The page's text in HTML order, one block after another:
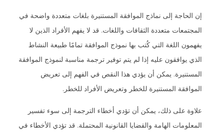
إن الحاجة إلى نماذج الموافقة المستنيرة بلغات متعددة واضحة في
المجتمعات متعددة الثقافات واللغات. قد لا يفهم الأفراد الذين لا
يفهمون اللغة التي كُتب بها نموذج الموافقة تمامًا طبيعة النشاط
الذي يوافقون عليه إذا لم يتم توفير ترجمة مناسبة لنموذج الموافقة
المستنيرة. يمكن أن يؤدي هذا النقص في الفهم إلى تعريض
الموافقة المستنيرة للخطر وتعريض الأفراد للخطر.
علاوة على ذلك، يمكن أن تؤدي أخطاء الترجمة إلى سوء تفسير
المعلومات الهامة والقضايا القانونية المحتملة. قد تؤدي الأخطاء في